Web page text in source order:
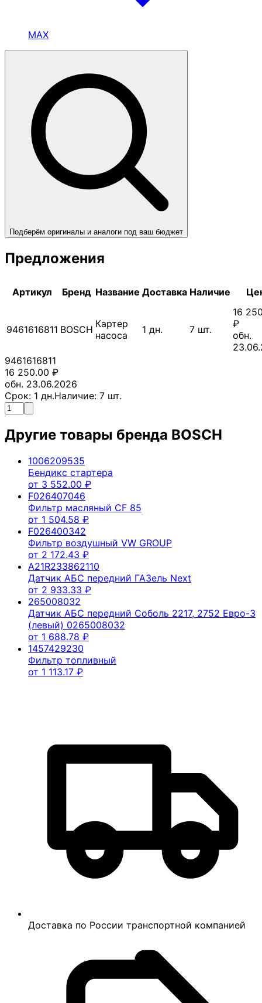
MAX
Подберём оригиналы и аналоги под ваш бюджет
Предложения
Артикул Бренд Название Доставка Наличие
9461616811 BOSCH Картер
насоса
1 дн. 7 шт.
16
₽
обн.
9461616811
16 250.00 ₽
обн. 23.06.2026
Срок: 1 дн.Наличие: 7 шт.
Другие товары бренда BOSCH
1006209535
Бендикс стартера
от 3 552.00 ₽
F026407046
Фильтр масляный CF 85
от 1 504.58 ₽
F026400342
Фильтр воздушный VW GROUP
от 2 172.43 ₽
A21R233862110
Датчик АБС передний ГАЗель Next
от 2 933.33 ₽
265008032
Датчик АБС передний Соболь 2217, 2752 Евро-3
(левый) 0265008032
от 1 688.78 ₽
1457429230
Фильтр топливный
от 1 113.17 ₽
Доставка по России транспортной компанией